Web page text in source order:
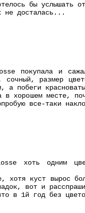
бы услышать
не досталась...
покупала и
сочный, размер
а побеги
в хорошем месте,
все-таки
хоть одним
хотя куст вырос
вот и
в 1й год без